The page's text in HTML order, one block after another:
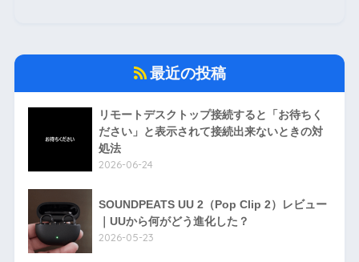
最近の投稿
リモートデスクトップ接続すると「お待ちく
ださい」と表示されて接続出来ないときの対
処法
2026-06-24
SOUNDPEATS UU 2（Pop Clip 2）レビュー
｜UUから何がどう進化した？
2026-05-23